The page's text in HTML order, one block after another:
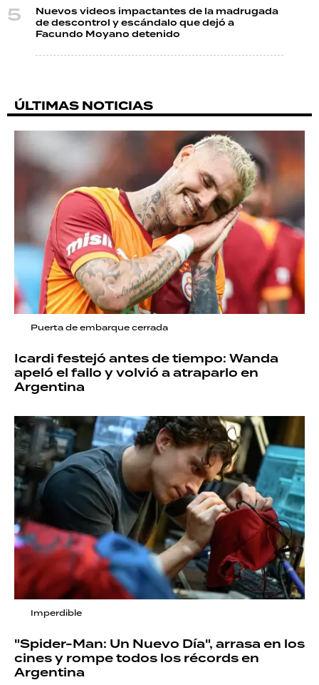
Nuevos videos impactantes de la madrugada
de descontrol y escándalo que dejó a
Facundo Moyano detenido
ÚLTIMAS NOTICIAS
Puerta de embarque cerrada
Icardi festejó antes de tiempo: Wanda
apeló el fallo y volvió a atraparlo en
Argentina
Imperdible
"Spider-Man: Un Nuevo Día", arrasa en los
cines y rompe todos los récords en
Argentina